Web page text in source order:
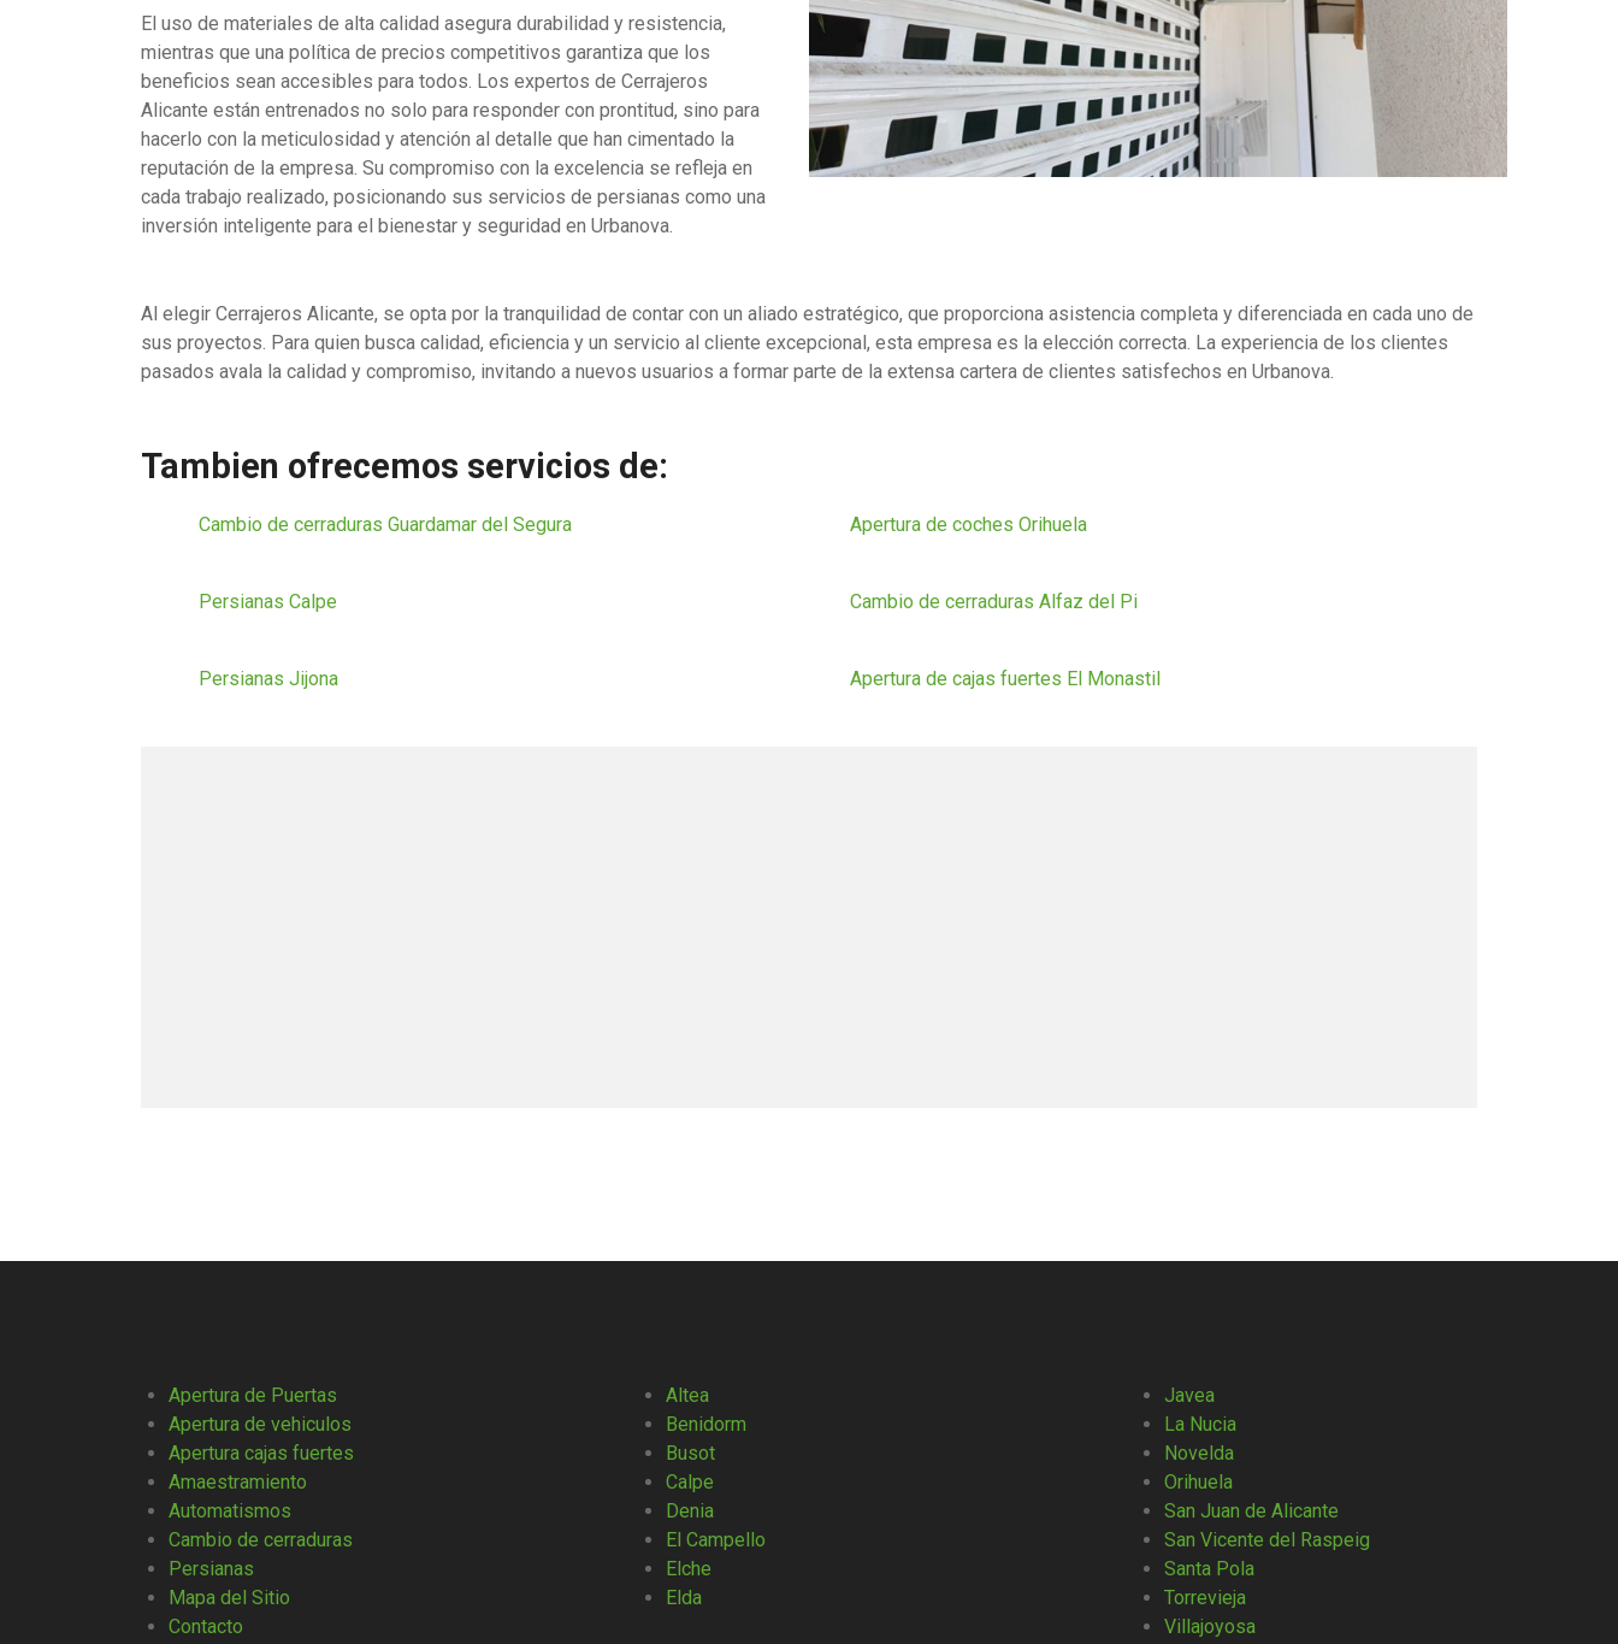
El uso de materiales de alta calidad asegura durabilidad y resistencia,
mientras que una política de precios competitivos garantiza que los
beneficios sean accesibles para todos. Los expertos de Cerrajeros
Alicante están entrenados no solo para responder con prontitud, sino para
hacerlo con la meticulosidad y atención al detalle que han cimentado la
reputación de la empresa. Su compromiso con la excelencia se refleja en
cada trabajo realizado, posicionando sus servicios de persianas como una
inversión inteligente para el bienestar y seguridad en Urbanova.
Al elegir Cerrajeros Alicante, se opta por la tranquilidad de contar con un aliado estratégico, que proporciona asistencia completa y diferenciada en cada uno de
sus proyectos. Para quien busca calidad, eficiencia y un servicio al cliente excepcional, esta empresa es la elección correcta. La experiencia de los clientes
pasados avala la calidad y compromiso, invitando a nuevos usuarios a formar parte de la extensa cartera de clientes satisfechos en Urbanova.
Tambien ofrecemos servicios de:
Cambio de cerraduras Guardamar del Segura Apertura de coches Orihuela
Persianas Calpe Cambio de cerraduras Alfaz del Pi
Persianas Jijona Apertura de cajas fuertes El Monastil
Apertura de Puertas
Apertura de vehiculos
Apertura cajas fuertes
Amaestramiento
Automatismos
Cambio de cerraduras
Persianas
Mapa del Sitio
Contacto
Altea
Benidorm
Busot
Calpe
Denia
El Campello
Elche
Elda
Javea
La Nucia
Novelda
Orihuela
San Juan de Alicante
San Vicente del Raspeig
Santa Pola
Torrevieja
Villajoyosa